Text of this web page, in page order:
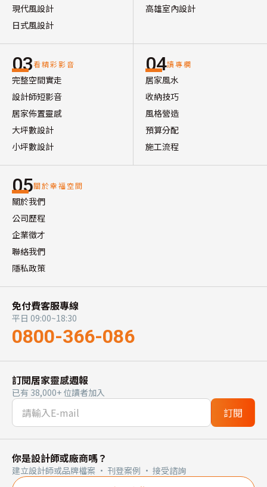
現代風設計
日式風設計
高雄室內設計
03看精彩影音
完整空間實走
設計師短影音
居家佈置靈感
大坪數設計
小坪數設計
04讀專欄
居家風水
收納技巧
風格營造
預算分配
施工流程
05關於幸福空間
關於我們
公司歷程
企業徵才
聯絡我們
隱私政策
免付費客服專線
平日 09:00~18:30
0800-366-086
訂閱居家靈感週報
已有 38,000+ 位讀者加入
訂閱
你是設計師或廠商嗎？
建立設計師或品牌檔案 · 刊登案例 · 接受諮詢